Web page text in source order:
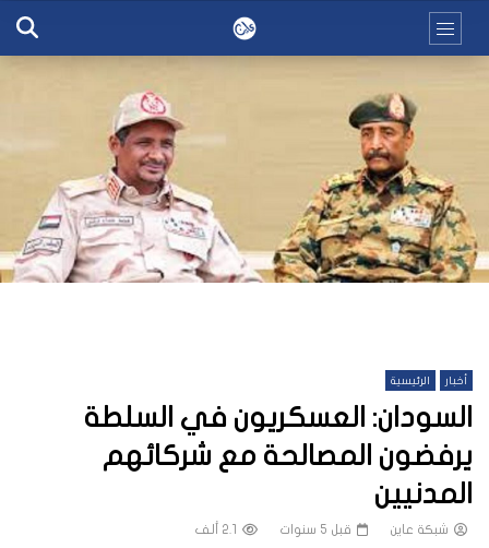
أخبار الرئيسية
السودان: العسكريون في السلطة
يرفضون المصالحة مع شركائهم
المدنيين
شبكة عاين قبل 5 سنوات 2.1 ألف